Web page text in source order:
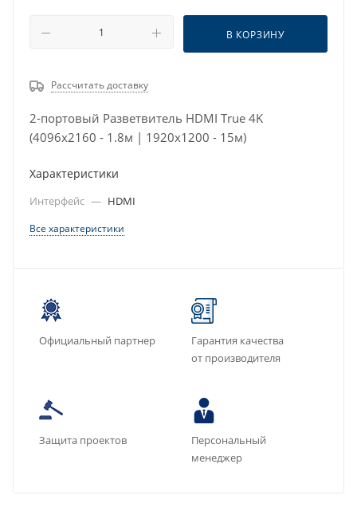
В КОРЗИНУ
Рассчитать доставку
2-портовый Разветвитель HDMI True 4K
(4096x2160 - 1.8м | 1920x1200 - 15м)
Характеристики
Интерфейс — HDMI
Все характеристики
Официальный партнер
Гарантия качества
от производителя
Защита проектов
Персональный
менеджер